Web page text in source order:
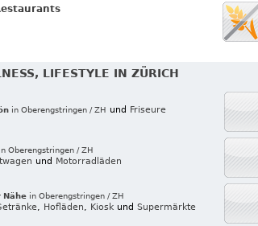
LIFESTYLE IN ZÜRICH
in Oberengstringen / ZH und Friseure
Oberengstringen / ZH
und Motorradläden
Nähein Oberengstringen / ZH
, Hofläden, Kioskund Supermärkte